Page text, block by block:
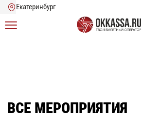
Главная Все мероприятия
ВСЕ МЕРОПРИЯТИЯ